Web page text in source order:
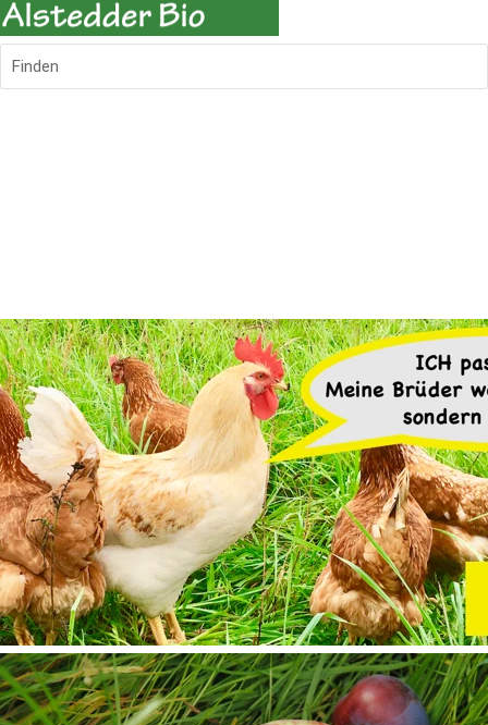
Finden